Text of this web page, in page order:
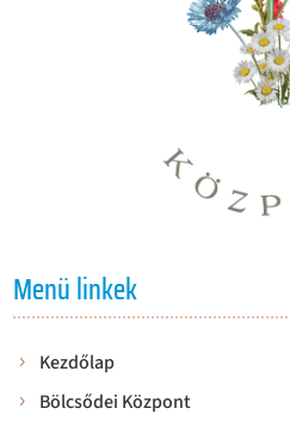
Menü linkek
Kezdőlap
Bölcsődei Központ